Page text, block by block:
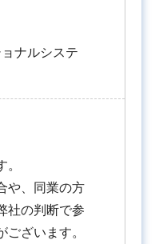
ナルシステ
や、同業の方
社の判断で参
ざいます。